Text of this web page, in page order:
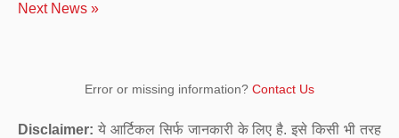
Next News »
Error or missing information? Contact Us
Disclaimer: ये आर्टिकल सिर्फ जानकारी के लिए है. इसे किसी भी तरह